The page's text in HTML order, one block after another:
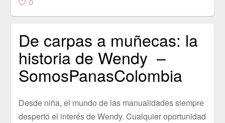
0
De carpas a muñecas: la
historia de Wendy –
SomosPanasColombia
Desde niña, el mundo de las manualidades siempre
despertó el interés de Wendy. Cualquier oportunidad